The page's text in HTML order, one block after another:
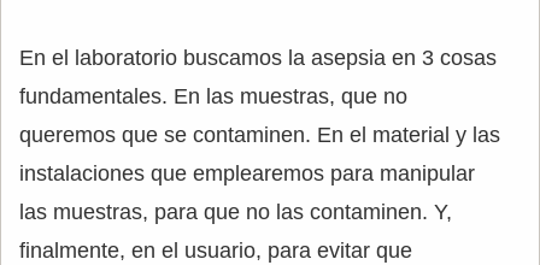
En el laboratorio buscamos la asepsia en 3 cosas
fundamentales. En las muestras, que no
queremos que se contaminen. En el material y las
instalaciones que emplearemos para manipular
las muestras, para que no las contaminen. Y,
finalmente, en el usuario, para evitar que